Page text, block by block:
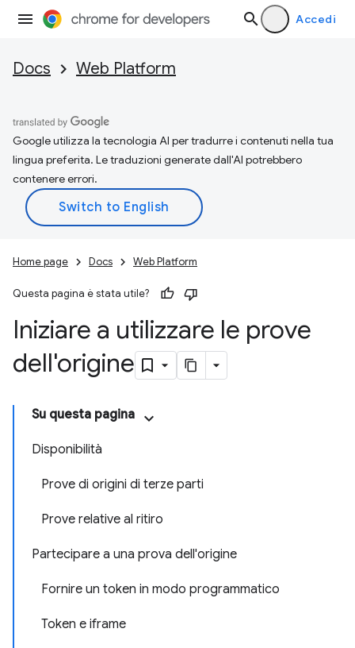
Accedi
Docs Web Platform
Google utilizza la tecnologia AI per tradurre i contenuti nella tua
lingua preferita. Le traduzioni generate dall'AI potrebbero
contenere errori.
Home page Docs Web Platform
Questa pagina è stata utile?
Iniziare a utilizzare le prove
dell'origine
Su questa pagina
Disponibilità
Prove di origini di terze parti
Prove relative al ritiro
Partecipare a una prova dell'origine
Fornire un token in modo programmatico
Token e iframe